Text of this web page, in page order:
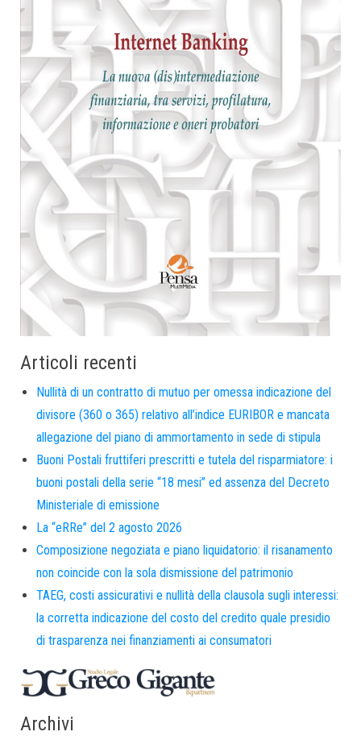
Articoli recenti
Nullità di un contratto di mutuo per omessa indicazione del
divisore (360 o 365) relativo all’indice EURIBOR e mancata
allegazione del piano di ammortamento in sede di stipula
Buoni Postali fruttiferi prescritti e tutela del risparmiatore: i
buoni postali della serie “18 mesi” ed assenza del Decreto
Ministeriale di emissione
La “eRRe” del 2 agosto 2026
Composizione negoziata e piano liquidatorio: il risanamento
non coincide con la sola dismissione del patrimonio
TAEG, costi assicurativi e nullità della clausola sugli interessi:
la corretta indicazione del costo del credito quale presidio
di trasparenza nei finanziamenti ai consumatori
Archivi